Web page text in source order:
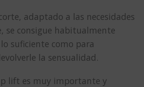
adaptado a las necesidades
se consigue habitualmente
suficiente como para
la sensualidad.
lift es muy importante y